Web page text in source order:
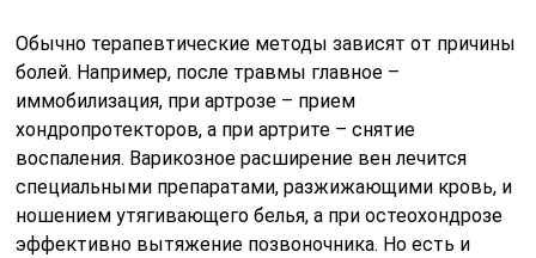
Обычно терапевтические методы зависят от причины
болей. Например, после травмы главное –
иммобилизация, при артрозе – прием
хондропротекторов, а при артрите – снятие
воспаления. Варикозное расширение вен лечится
специальными препаратами, разжижающими кровь, и
ношением утягивающего белья, а при остеохондрозе
эффективно вытяжение позвоночника. Но есть и